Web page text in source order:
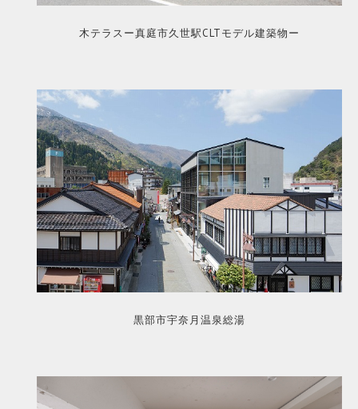
木テラスー真庭市久世駅CLTモデル建築物ー
黒部市宇奈月温泉総湯